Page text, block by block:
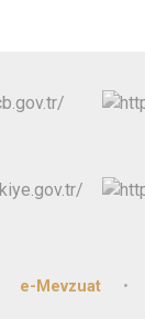
e-Mevzuat